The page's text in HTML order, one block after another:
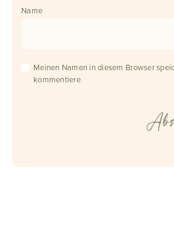
Name
Meinen Namen in diesem Browser
kommentiere